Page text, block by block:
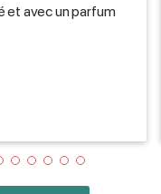
et avec un parfum